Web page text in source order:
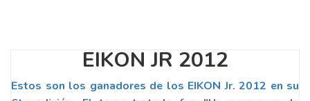
EIKON JR 2012
Estos son los ganadores de los EIKON Jr. 2012 en su